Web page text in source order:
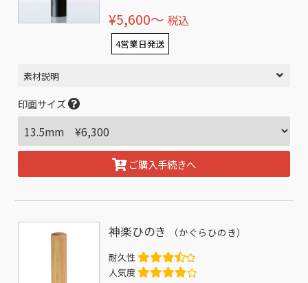
¥5,600〜 税込
4営業日発送
素材説明
印面サイズ
ご購入手続きへ
神楽ひのき （かぐらひのき）
耐久性
人気度